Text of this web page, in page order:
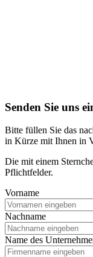
Senden Sie uns
Bitte füllen Sie das
in Kürze mit Ihnen in
Die mit einem
Pflichtfelder.
Vorname
Nachname
Name des